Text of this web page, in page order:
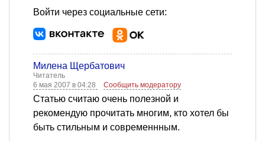
Войти через социальные сети:
Милена Щербатович
Читатель
6 мая 2007 в 04:28
Сообщить модератору
Статью считаю очень полезной и
рекомендую прочитать многим, кто хотел бы
быть стильным и современнным.